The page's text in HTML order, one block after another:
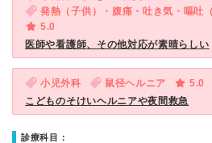
発熱（子供）・腹痛・吐き気・嘔吐
5.0
医師や看護師、その他対応が素晴らしい
小児外科 鼠径ヘルニア
5.0
こどものそけいヘルニアや夜間救急
診療科目：